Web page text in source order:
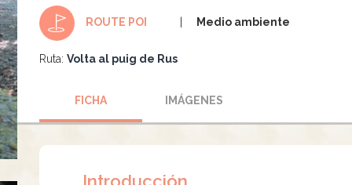
ROUTE POI Medio ambiente
Ruta: Volta al puig de Rus
FICHA IMÁGENES